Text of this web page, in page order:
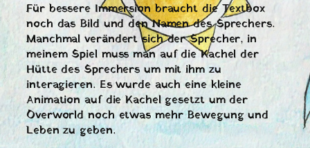
Für bessere Immersion braucht die Textbox
noch das Bild und den Namen des Sprechers.
Manchmal verändert sich der Sprecher, in
meinem Spiel muss man auf die Kachel der
Hütte des Sprechers um mit ihm zu
interagieren. Es wurde auch eine kleine
Animation auf die Kachel gesetzt um der
Overworld noch etwas mehr Bewegung und
Leben zu geben.